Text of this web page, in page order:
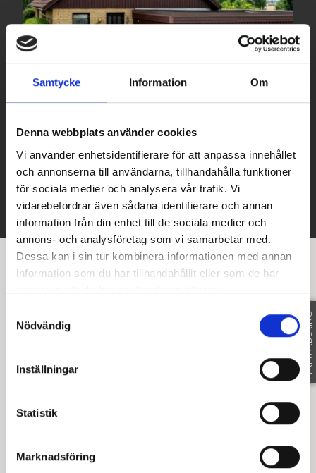
Samtycke Information Om
Denna webbplats använder cookies
Vi använder enhetsidentifierare för att anpassa innehållet
och annonserna till användarna, tillhandahålla funktioner
för sociala medier och analysera vår trafik. Vi
vidarebefordrar även sådana identifierare och annan
information från din enhet till de sociala medier och
annons- och analysföretag som vi samarbetar med.
Dessa kan i sin tur kombinera informationen med annan
information som du har tillhandahållit eller som de har
samlat in när du har använt deras tjänster.
Nödvändig
Inställningar
Statistik
Marknadsföring
Skogsbogatan 8
Tråvad-Vara
1 700 000 SEK
FRI VÄRDERING